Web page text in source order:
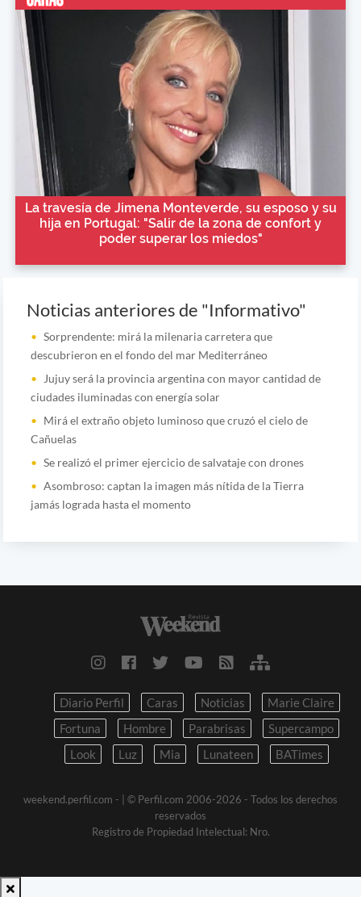
La travesía de Jimena Monteverde, su esposo y su
hija en Portugal: "Salir de la zona de confort y
poder superar los miedos"
Noticias anteriores de "Informativo"
Sorprendente: mirá la milenaria carretera que
descubrieron en el fondo del mar Mediterráneo
Jujuy será la provincia argentina con mayor cantidad de
ciudades iluminadas con energía solar
Mirá el extraño objeto luminoso que cruzó el cielo de
Cañuelas
Se realizó el primer ejercicio de salvataje con drones
Asombroso: captan la imagen más nítida de la Tierra
jamás lograda hasta el momento
Diario Perfil Caras Noticias
Marie Claire
Fortuna
Hombre Parabrisas
Supercampo
Look
Luz Mia Lunateen BATimes
weekend.perfil.com -
| © Perfil.com 2006-2026 - Todos los derechos
reservados
Registro de Propiedad Intelectual: Nro.